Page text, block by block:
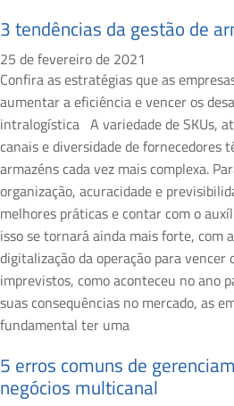
3 tendências da gestão de
25 de fevereiro de 2021
Confira as estratégias que as
aumentar a eficiência e vencer os
intralogística A variedade de SKUs,
canais e diversidade de fornecedores
armazéns cada vez mais complexa.
organização, acuracidade e
melhores práticas e contar com o
isso se tornará ainda mais forte, com
digitalização da operação para vencer
imprevistos, como aconteceu no ano
suas consequências no mercado, as
fundamental ter uma
5 erros comuns de
negócios multicanal